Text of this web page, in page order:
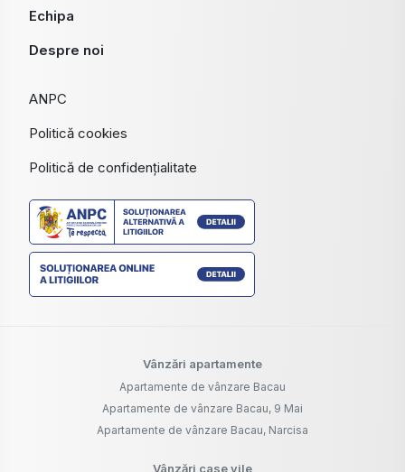
Echipa
Despre noi
ANPC
Politică cookies
Politică de confidențialitate
Vânzări apartamente
Apartamente de vânzare Bacau
Apartamente de vânzare Bacau, 9 Mai
Apartamente de vânzare Bacau, Narcisa
Vânzări case vile